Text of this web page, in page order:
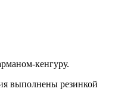
кенгуру.
выполнены резинкой